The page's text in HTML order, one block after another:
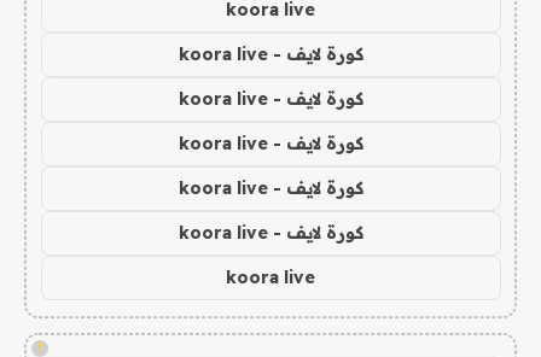
koora live
كورة لايف - koora live
كورة لايف - koora live
كورة لايف - koora live
كورة لايف - koora live
كورة لايف - koora live
koora live
!